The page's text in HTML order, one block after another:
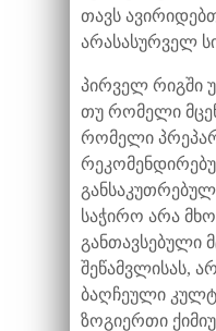
თავს
არასასურველ
პირველ რიგში
თუ რომელი
რომელი
საჭირო არა
განთავსებული
შეწამვლისას,
ბაღჩეული
ზოგიერთი